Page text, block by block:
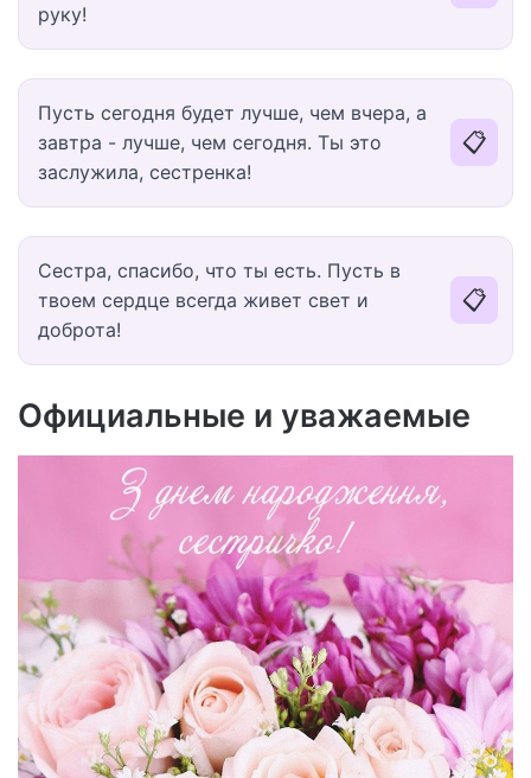
руку!
Пусть сегодня будет лучше, чем вчера, а
завтра - лучше, чем сегодня. Ты это
заслужила, сестренка!
📋
Сестра, спасибо, что ты есть. Пусть в
твоем сердце всегда живет свет и
доброта!
📋
Официальные и уважаемые